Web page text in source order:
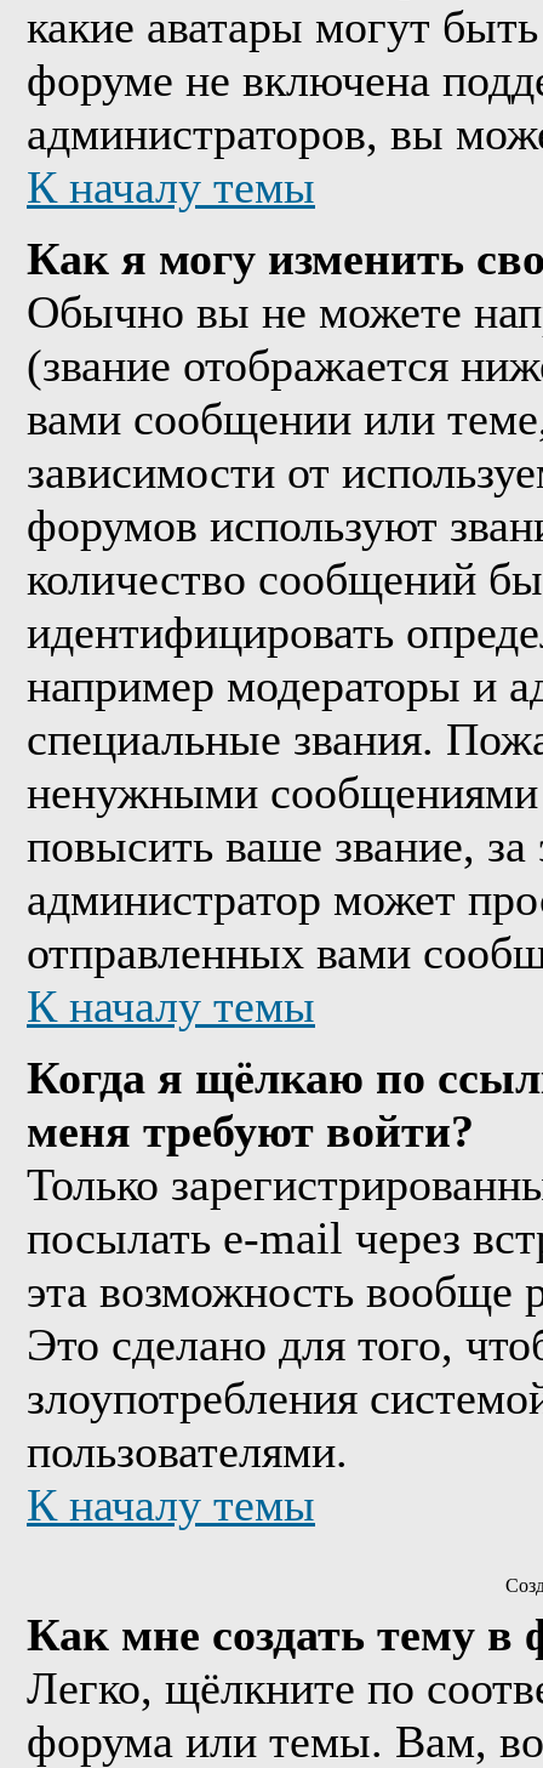
какие аватары могут
форуме не включена
администраторов, вы
К началу темы
Как я могу изменить
Обычно вы не можете
(звание отображается
вами сообщении или
зависимости от
форумов используют
количество сообщений
идентифицировать
например модераторы и
специальные звания.
ненужными сообщениями
повысить ваше звание, за
администратор может
отправленных вами
К началу темы
Когда я щёлкаю по
меня требуют войти?
Только
посылать e-mail через
эта возможность вообще
Это сделано для того,
злоупотребления
пользователями.
К началу темы
Как мне создать тему в
Легко, щёлкните по
форума или темы. Вам,